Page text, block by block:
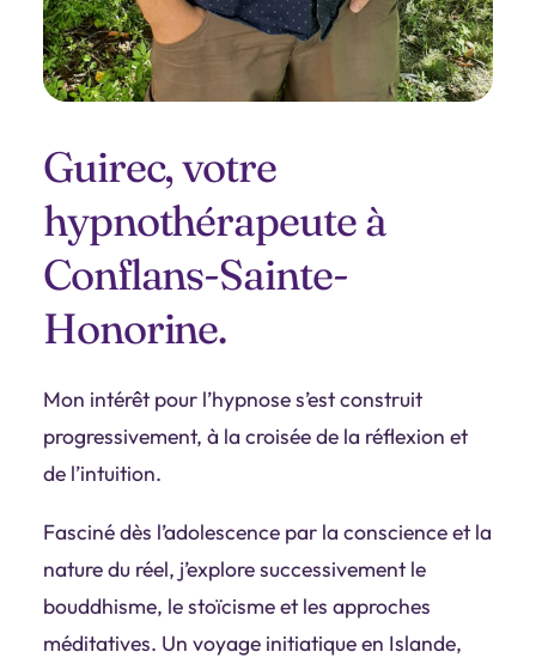
Guirec, votre
hypnothérapeute à
Conflans-Sainte-
Honorine.
Mon intérêt pour l’hypnose s’est construit
progressivement, à la croisée de la réflexion et
de l’intuition.
Fasciné dès l’adolescence par la conscience et la
nature du réel, j’explore successivement le
bouddhisme, le stoïcisme et les approches
méditatives. Un voyage initiatique en Islande,